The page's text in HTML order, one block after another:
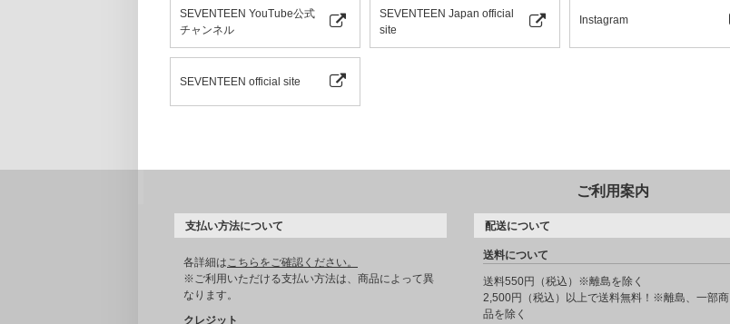
SEVENTEEN YouTube公式
チャンネル
SEVENTEEN Japan official
site
Instagram
SEVENTEEN official site
ご利用案内
支払い方法について
各詳細はこちらをご確認ください。
※ご利用いただける支払い方法は、商品によって異
なります。
クレジット
配送について
送料について
送料550円（税込）※離島を除く
2,500円（税込）以上で送料無料！※離島、一部商
品を除く